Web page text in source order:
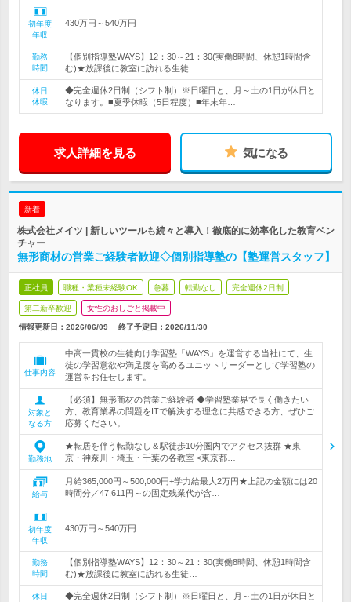
初年度
年収
430万円～540万円
勤務
時間
【個別指導塾WAYS】12：30～21：30(実働8時間、休憩1時間含
む)★放課後に教室に訪れる生徒…
休日
休暇
◆完全週休2日制（シフト制）※日曜日と、月～土の1日が休日と
なります。■夏季休暇（5日程度）■年末年…
求人詳細を見る 気になる
新着
株式会社メイツ | 新しいツールも続々と導入！徹底的に効率化した教育ベン
チャー
無形商材の営業ご経験者歓迎◇個別指導塾の【塾運営スタッフ】
正社員 職種・業種未経験OK 急募 転勤なし 完全週休2日制
第二新卒歓迎 女性のおしごと掲載中
情報更新日：2026/06/09 終了予定日： 2026/11/30
仕事内容
中高一貫校の生徒向け学習塾「WAYS」を運営する当社にて、生
徒の学習意欲や満足度を高めるユニットリーダーとして学習塾の
運営をお任せします。
対象と
なる方
【必須】無形商材の営業ご経験者 ◆学習塾業界で長く働きたい
方、教育業界の問題をITで解決する理念に共感できる方、ぜひご
応募ください。
勤務地
★転居を伴う転勤なし＆駅徒歩10分圏内でアクセス抜群 ★東
京・神奈川・埼玉・千葉の各教室 <東京都…
給与
月給365,000円～500,000円+学力給最大2万円★上記の金額には20
時間分／47,611円～の固定残業代が含…
初年度
年収
430万円～540万円
勤務
時間
【個別指導塾WAYS】12：30～21：30(実働8時間、休憩1時間含
む)★放課後に教室に訪れる生徒…
休日
◆完全週休2日制（シフト制）※日曜日と、月～土の1日が休日と